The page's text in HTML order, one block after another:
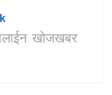
खोजखबर